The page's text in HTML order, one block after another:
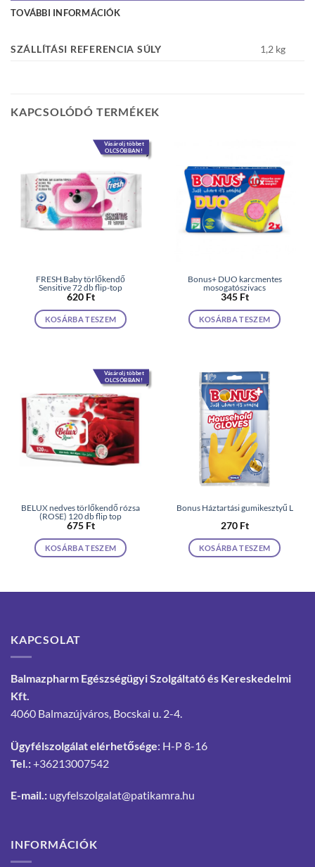
TOVÁBBI INFORMÁCIÓK
SZÁLLÍTÁSI REFERENCIA SÚLY 1,2 kg
KAPCSOLÓDÓ TERMÉKEK
Vásárolj többet
OLCSÓBBAN!
FRESH Baby törlőkendő
Sensitive 72 db flip-top
620 Ft
KOSÁRBA TESZEM
Bonus+ DUO karcmentes
mosogatószivacs
345 Ft
KOSÁRBA TESZEM
Vásárolj többet
OLCSÓBBAN!
BELUX nedves törlőkendő rózsa
(ROSE) 120 db flip top
675 Ft
KOSÁRBA TESZEM
Bonus Háztartási gumikesztyű L
270 Ft
KOSÁRBA TESZEM
KAPCSOLAT
Balmazpharm Egészségügyi Szolgáltató és Kereskedelmi
Kft.
4060 Balmazújváros, Bocskai u. 2-4.
Ügyfélszolgálat elérhetősége: H-P 8-16
Tel.:+36213007542
E-mail.: ugyfelszolgalat@patikamra.hu
INFORMÁCIÓK